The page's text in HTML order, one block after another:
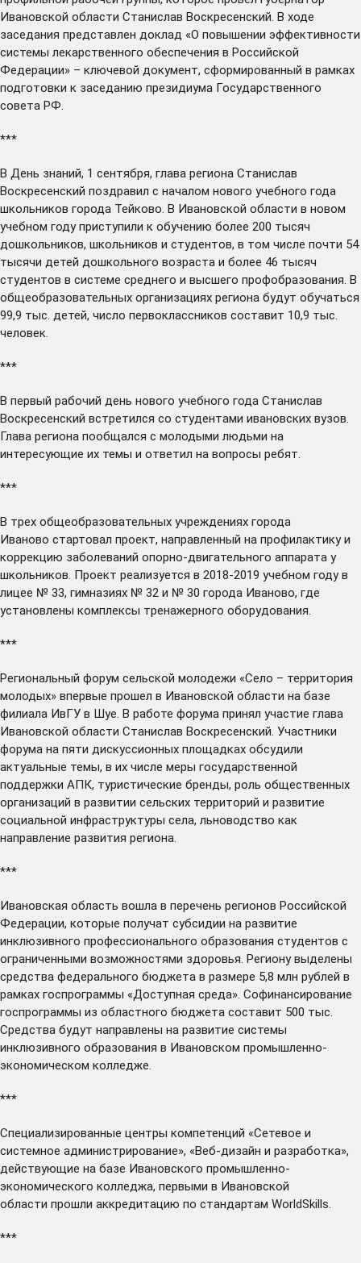
Ивановской области Станислав Воскресенский. В ходе
заседания представлен доклад «О повышении эффективности
системы лекарственного обеспечения в Российской
Федерации» – ключевой документ, сформированный в рамках
подготовки к заседанию президиума Государственного
совета РФ.
***
В День знаний, 1 сентября, глава региона Станислав
Воскресенский поздравил с началом нового учебного года
школьников города Тейково. В Ивановской области в новом
учебном году приступили к обучению более 200 тысяч
дошкольников, школьников и студентов, в том числе почти 54
тысячи детей дошкольного возраста и более 46 тысяч
студентов в системе среднего и высшего профобразования. В
общеобразовательных организациях региона будут обучаться
99,9 тыс. детей, число первоклассников составит 10,9 тыс.
человек.
***
В первый рабочий день нового учебного года Станислав
Воскресенский встретился со студентами ивановских вузов.
Глава региона пообщался с молодыми людьми на
интересующие их темы и ответил на вопросы ребят.
***
В трех общеобразовательных учреждениях города
Иваново стартовал проект, направленный на профилактику и
коррекцию заболеваний опорно-двигательного аппарата у
школьников. Проект реализуется в 2018-2019 учебном году в
лицее № 33, гимназиях № 32 и № 30 города Иваново, где
установлены комплексы тренажерного оборудования.
***
Региональный форум сельской молодежи «Село – территория
молодых» впервые прошел в Ивановской области на базе
филиала ИвГУ в Шуе. В работе форума принял участие глава
Ивановской области Станислав Воскресенский. Участники
форума на пяти дискуссионных площадках обсудили
актуальные темы, в их числе меры государственной
поддержки АПК, туристические бренды, роль общественных
организаций в развитии сельских территорий и развитие
социальной инфраструктуры села, льноводство как
направление развития региона.
***
Ивановская область вошла в перечень регионов Российской
Федерации, которые получат субсидии на развитие
инклюзивного профессионального образования студентов с
ограниченными возможностями здоровья. Региону выделены
средства федерального бюджета в размере 5,8 млн рублей в
рамках госпрограммы «Доступная среда». Софинансирование
госпрограммы из областного бюджета составит 500 тыс.
Средства будут направлены на развитие системы
инклюзивного образования в Ивановском промышленно-
экономическом колледже.
***
Специализированные центры компетенций «Сетевое и
системное администрирование», «Веб-дизайн и разработка»,
действующие на базе Ивановского промышленно-
экономического колледжа, первыми в Ивановской
области прошли аккредитацию по стандартам WorldSkills.
***